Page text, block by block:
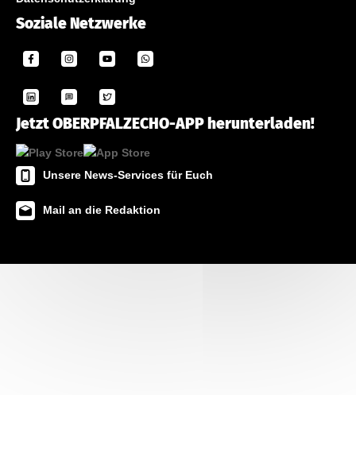
Soziale Netzwerke
Jetzt OBERPFALZECHO-APP herunterladen!
Unsere News-Services für Euch
Mail an die Redaktion